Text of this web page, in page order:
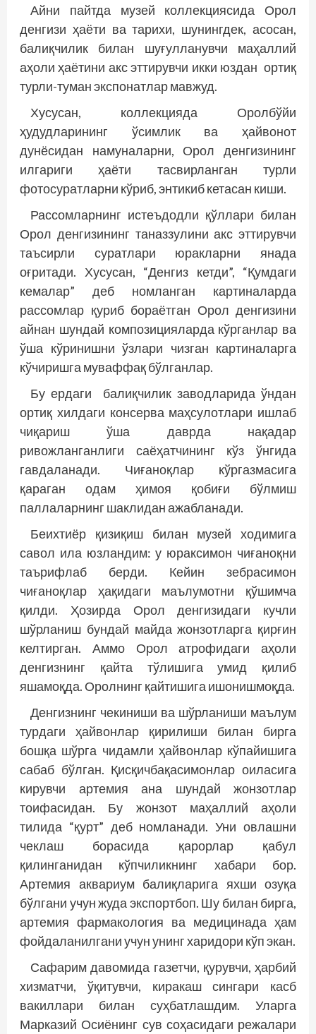
Айни пайтда музей коллекциясида Орол
денгизи ҳаёти ва тарихи, шунингдек, асосан,
балиқчилик билан шуғулланувчи маҳаллий
аҳоли ҳаётини акс эттирувчи икки юздан ортиқ
турли-туман экспонатлар мавжуд.
Хусусан, коллекцияда Оролбўйи
ҳудудларининг ўсимлик ва ҳайвонот
дунёсидан намуналарни, Орол денгизининг
илгариги ҳаёти тасвирланган турли
фотосуратларни кўриб, энтикиб кетасан киши.
Рассомларнинг истеъдодли қўллари билан
Орол денгизининг таназзулини акс эттирувчи
таъсирли суратлари юракларни янада
оғритади. Хусусан, “Денгиз кетди”, “Қумдаги
кемалар” деб номланган картиналарда
рассомлар қуриб бораётган Орол денгизини
айнан шундай композицияларда кўрганлар ва
ўша кўринишни ўзлари чизган картиналарга
кўчиришга муваффақ бўлганлар.
Бу ердаги балиқчилик заводларида ўндан
ортиқ хилдаги консерва маҳсулотлари ишлаб
чиқариш ўша даврда нақадар
ривожланганлиги саёҳатчининг кўз ўнгида
гавдаланади. Чиғаноқлар кўргазмасига
қараган одам ҳимоя қобиғи бўлмиш
паллаларнинг шаклидан ажабланади.
Беихтиёр қизиқиш билан музей ходимига
савол ила юзландим: у юраксимон чиғаноқни
таърифлаб берди. Кейин зебрасимон
чиғаноқлар ҳақидаги маълумотни қўшимча
қилди. Ҳозирда Орол денгизидаги кучли
шўрланиш бундай майда жонзотларга қирғин
келтирган. Аммо Орол атрофидаги аҳоли
денгизнинг қайта тўлишига умид қилиб
яшамоқда. Оролнинг қайтишига ишонишмоқда.
Денгизнинг чекиниши ва шўрланиши маълум
турдаги ҳайвонлар қирилиши билан бирга
бошқа шўрга чидамли ҳайвонлар кўпайишига
сабаб бўлган. Қисқичбақасимонлар оиласига
кирувчи артемия ана шундай жонзотлар
тоифасидан. Бу жонзот маҳаллий аҳоли
тилида “қурт” деб номланади. Уни овлашни
чеклаш борасида қарорлар қабул
қилинганидан кўпчиликнинг хабари бор.
Артемия аквариум балиқларига яхши озуқа
бўлгани учун жуда экспортбоп. Шу билан бирга,
артемия фармакология ва медицинада ҳам
фойдаланилгани учун унинг харидори кўп экан.
Сафарим давомида газетчи, қурувчи, ҳарбий
хизматчи, ўқитувчи, киракаш сингари касб
вакиллари билан суҳбатлашдим. Уларга
Марказий Осиёнинг сув соҳасидаги режалари